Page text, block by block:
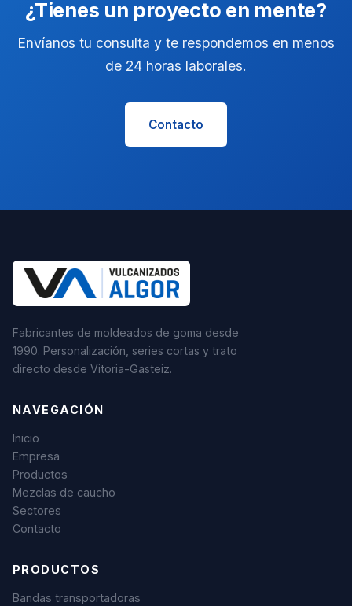
¿Tienes un proyecto en mente?
Envíanos tu consulta y te respondemos en menos
de 24 horas laborales.
Contacto
Fabricantes de moldeados de goma desde
1990. Personalización, series cortas y trato
directo desde Vitoria-Gasteiz.
NAVEGACIÓN
Inicio
Empresa
Productos
Mezclas de caucho
Sectores
Contacto
PRODUCTOS
Bandas transportadoras